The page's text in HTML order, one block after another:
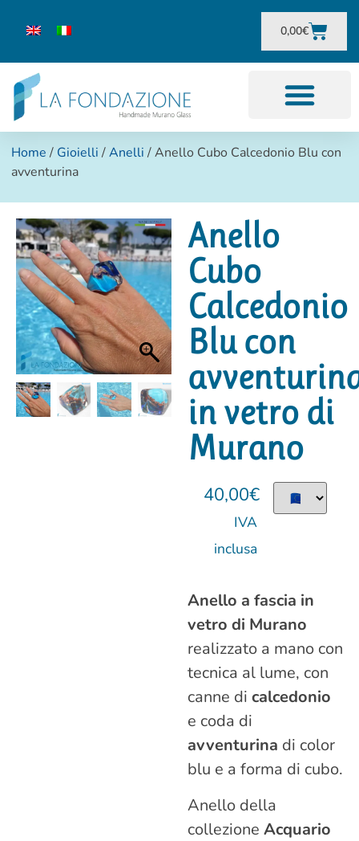
0,00€
Home / Gioielli /Anelli / Anello Cubo Calcedonio Blu con
avventurina
Anello
Cubo
Calcedonio
Blu con
in vetro di
Murano
40,00€
IVA
inclusa
Anello a fascia in
vetro di Murano
realizzato a mano con
tecnica al lume, con
canne di calcedonio
e coda di
avventurina di color
blu e a forma di cubo.
Anello della
collezione Acquario